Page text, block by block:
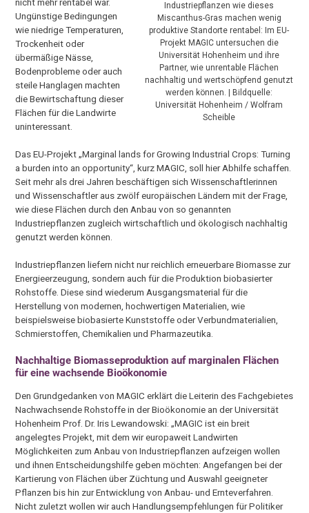
Industriepflanzen wie dieses
Miscanthus-Gras machen wenig
produktive Standorte rentabel: Im EU-
Projekt MAGIC untersuchen die
Universität Hohenheim und ihre
Partner, wie unrentable Flächen
nachhaltig und wertschöpfend genutzt
werden können. | Bildquelle:
Universität Hohenheim / Wolfram
Scheible
Ungünstige Bedingungen
wie niedrige Temperaturen,
Trockenheit oder
übermäßige Nässe,
Bodenprobleme oder auch
steile Hanglagen machten
die Bewirtschaftung dieser
Flächen für die Landwirte
uninteressant.
Das EU-Projekt „Marginal lands for Growing Industrial Crops: Turning
a burden into an opportunity“, kurz MAGIC, soll hier Abhilfe schaffen.
Seit mehr als drei Jahren beschäftigen sich Wissenschaftlerinnen
und Wissenschaftler aus zwölf europäischen Ländern mit der Frage,
wie diese Flächen durch den Anbau von so genannten
Industriepflanzen zugleich wirtschaftlich und ökologisch nachhaltig
genutzt werden können.
Industriepflanzen liefern nicht nur reichlich erneuerbare Biomasse zur
Energieerzeugung, sondern auch für die Produktion biobasierter
Rohstoffe. Diese sind wiederum Ausgangsmaterial für die
Herstellung von modernen, hochwertigen Materialien, wie
beispielsweise biobasierte Kunststoffe oder Verbundmaterialien,
Schmierstoffen, Chemikalien und Pharmazeutika.
Nachhaltige Biomasseproduktion auf marginalen Flächen
für eine wachsende Bioökonomie
Den Grundgedanken von MAGIC erklärt die Leiterin des Fachgebietes
Nachwachsende Rohstoffe in der Bioökonomie an der Universität
Hohenheim Prof. Dr. Iris Lewandowski: „MAGIC ist ein breit
angelegtes Projekt, mit dem wir europaweit Landwirten
Möglichkeiten zum Anbau von Industriepflanzen aufzeigen wollen
und ihnen Entscheidungshilfe geben möchten: Angefangen bei der
Kartierung von Flächen über Züchtung und Auswahl geeigneter
Pflanzen bis hin zur Entwicklung von Anbau- und Ernteverfahren.
Nicht zuletzt wollen wir auch Handlungsempfehlungen für Politiker